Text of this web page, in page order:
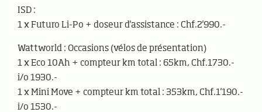
ISD :
1 x Futuro Li-Po + doseur d'assistance : Chf.2'990.-
Wattworld : Occasions (vélos de présentation)
1 x Eco 10Ah + compteur km total : 65km, Chf.1730.-
i/o 1930.-
1 x Mini Move + compteur km total : 353km, Chf.1'190.-
i/o 1530.-